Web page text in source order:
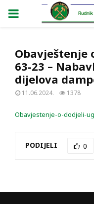
PRIMARY
Obavještenje
63-23 –
dijelova
11.06.2024. 1378
Obavjestenje-o-dodjeli-
PODIJELI 0